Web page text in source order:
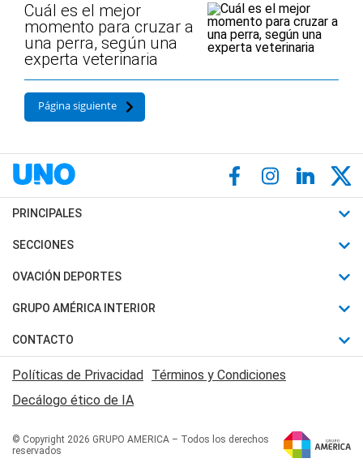
Cuál es el mejor
momento para cruzar a
una perra, según una
experta veterinaria
Página siguiente
PRINCIPALES
Últimas Noticias
Política
Judiciales
Economia
SECCIONES
Horóscopo
Motores
Trucos caseros
Series y Películas
Edictos y Solicitadas
OVACIÓN DEPORTES
Fútbol
Mundial
Automovilismo
Rugby
Básquet
GRUPO AMÉRICA INTERIOR
Canal 7 en Vivo
San Juan 8
CONTACTO
Acerca de Nosotros
Contactanos
Políticas de Privacidad Términos y Condiciones
Decálogo ético de IA
© Copyright 2026 GRUPO AMERICA – Todos los derechos
reservados